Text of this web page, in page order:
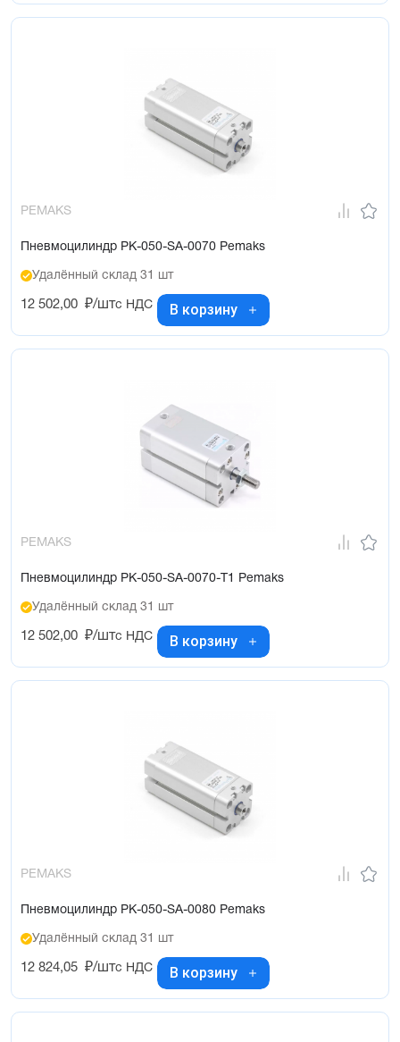
PEMAKS
Пневмоцилиндр PK-050-SA-0070 Pemaks
Удалённый склад 31 шт
12 502,00 ₽/штс НДС В корзину
PEMAKS
Пневмоцилиндр PK-050-SA-0070-T1 Pemaks
Удалённый склад 31 шт
12 502,00 ₽/штс НДС В корзину
PEMAKS
Пневмоцилиндр PK-050-SA-0080 Pemaks
Удалённый склад 31 шт
12 824,05 ₽/штс НДС В корзину